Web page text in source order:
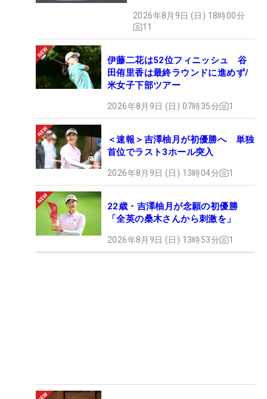
2026年8月9日 (日) 18時00分
11
伊藤二花は52位フィニッシュ 谷
田侑里香は最終ラウンドに進めず/
米女子下部ツアー
2026年8月9日 (日) 07時35分 1
＜速報＞吉澤柚月が初優勝へ 単独
首位でラスト3ホール突入
2026年8月9日 (日) 13時04分 1
22歳・吉澤柚月が念願の初優勝
「全英の桑木さんから刺激を」
2026年8月9日 (日) 13時53分 1